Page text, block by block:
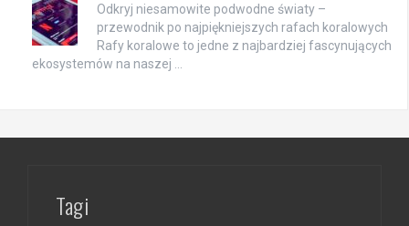
Odkryj niesamowite podwodne światy –
przewodnik po najpiękniejszych rafach koralowych
Rafy koralowe to jedne z najbardziej fascynujących
ekosystemów na naszej …
Tagi